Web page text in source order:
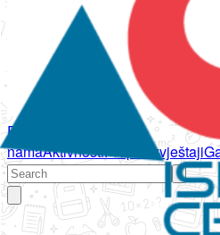
Početna
namaAktivnostiPropisi Izvještaji